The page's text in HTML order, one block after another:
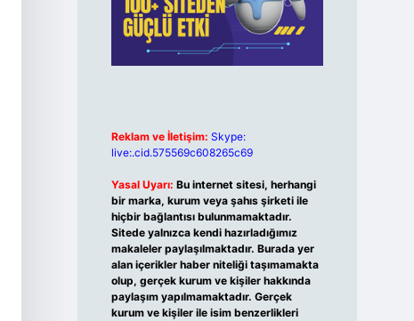
Reklam ve İletişim: Skype:
live:.cid.575569c608265c69
Yasal Uyarı: Bu internet sitesi, herhangi
bir marka, kurum veya şahıs şirketi ile
hiçbir bağlantısı bulunmamaktadır.
Sitede yalnızca kendi hazırladığımız
makaleler paylaşılmaktadır. Burada yer
alan içerikler haber niteliği taşımamakta
olup, gerçek kurum ve kişiler hakkında
paylaşım yapılmamaktadır. Gerçek
kurum ve kişiler ile isim benzerlikleri